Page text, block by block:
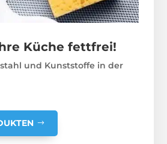
Küche fettfrei!
und Kunststoffe in der